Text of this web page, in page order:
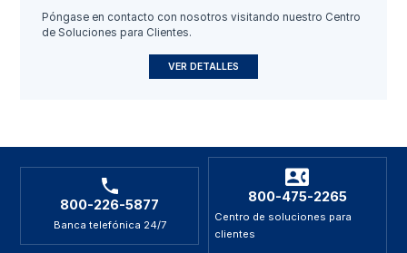
Póngase en contacto con nosotros visitando nuestro Centro
de Soluciones para Clientes.
VER DETALLES
800-226-5877
Banca telefónica 24/7
800-475-2265
Centro de soluciones para
clientes